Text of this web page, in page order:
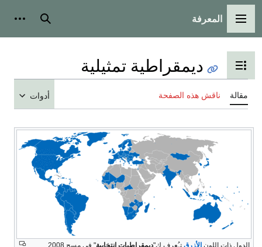
القائمة الرئيسية
المعرفة بحث
تبديل عرض جدول المحتويات
ديمقراطية تمثيلية
مقالة ناقش هذه الصفحة أدوات
الدول ذات اللون الأزرق تـُعرف ك"ديمقراطيات انتخابية
" في مسح 2008